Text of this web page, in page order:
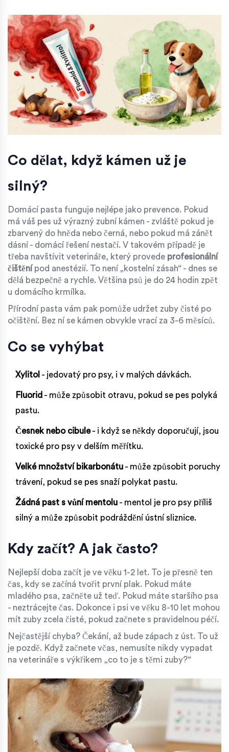
Co dělat, když kámen už je
silný?
Domácí pasta funguje nejlépe jako prevence. Pokud
má váš pes už výrazný zubní kámen - zvláště pokud je
zbarvený do hněda nebo černá, nebo pokud má zánět
dásní - domácí řešení nestačí. V takovém případě je
třeba navštívit veterináře, který provede profesionální
čištění pod anestézií. To není „kostelní zásah“ - dnes se
dělá bezpečně a rychle. Většina psů je do 24 hodin zpět
u domácího krmílka.
Přírodní pasta vám pak pomůže udržet zuby čisté po
očištění. Bez ní se kámen obvykle vrací za 3-6 měsíců.
Co se vyhýbat
Xylitol - jedovatý pro psy, i v malých dávkách.
Fluorid - může způsobit otravu, pokud se pes polyká
pastu.
Česnek nebo cibule- i když se někdy doporučují, jsou
toxické pro psy v delším měřítku.
Velké množství bikarbonátu - může způsobit poruchy
trávení, pokud se pes snaží polykat pastu.
Žádná past s vůní mentolu - mentol je pro psy příliš
silný a může způsobit podráždění ústní sliznice.
Kdy začít? A jak často?
Nejlepší doba začít je ve věku 1-2 let. To je přesně ten
čas, kdy se začíná tvořit první plak. Pokud máte
mladého psa, začněte už teď. Pokud máte staršího psa
- neztrácejte čas. Dokonce i psi ve věku 8-10 let mohou
mít zuby zcela čisté, pokud začnete s pravidelnou péčí.
Nejčastější chyba? Čekání, až bude zápach z úst. To už
je pozdě. Když začnete včas, nemusíte nikdy vypadat
na veterináře s výkřikem „co to je s těmi zuby?“